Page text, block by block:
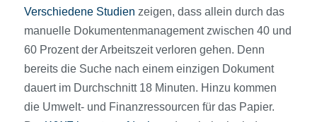
Verschiedene Studien zeigen, dass allein durch das
manuelle Dokumentenmanagement zwischen 40 und
60 Prozent der Arbeitszeit verloren gehen. Denn
bereits die Suche nach einem einzigen Dokument
dauert im Durchschnitt 18 Minuten. Hinzu kommen
die Umwelt- und Finanzressourcen für das Papier.